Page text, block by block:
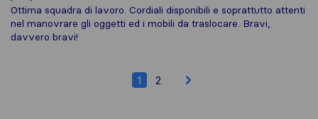
Ottima squadra di lavoro. Cordiali disponibili e soprattutto attenti
nel manovrare gli oggetti ed i mobili da traslocare. Bravi,
davvero bravi!
1 2